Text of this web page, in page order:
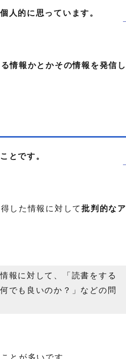
人的に思っています。
情報かとかその情報を発信し
とです。
した情報に対して批判的なア
報に対して、「読書をする
でも良いのか？」などの問
とが多いです。